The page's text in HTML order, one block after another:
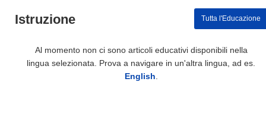
Istruzione Tutta l'Educazione
Al momento non ci sono articoli educativi disponibili nella
lingua selezionata. Prova a navigare in un'altra lingua, ad es.
English